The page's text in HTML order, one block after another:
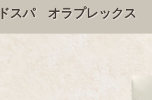
スパ オラプレックス